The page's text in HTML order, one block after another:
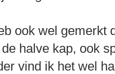
ook wel gemerkt
halve kap, ook
vind ik het wel